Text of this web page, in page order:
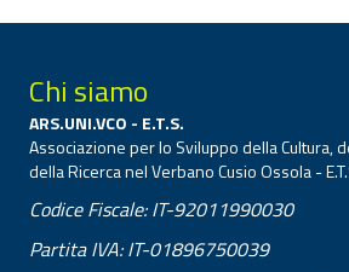
Chi siamo
ARS.UNI.VCO - E.T.S.
Associazione per lo Sviluppo della Cultura,
della Ricerca nel Verbano Cusio Ossola -
Codice Fiscale: IT-92011990030
Partita IVA: IT-01896750039